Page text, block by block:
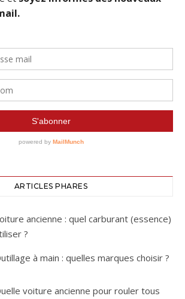
ARTICLES PHARES
ancienne : quel carburant (essence)
?
à main : quelles marques choisir ?
voiture ancienne pour rouler tous